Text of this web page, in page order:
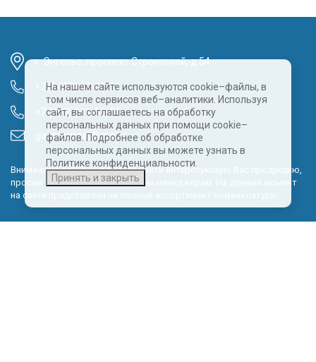
На нашем сайте используются cookie–файлы, в
том числе сервисов веб–аналитики. Используя
сайт, вы соглашаетесь на обработку
персональных данных при помощи cookie–
файлов. Подробнее об обработке
персональных данных вы можете узнать в
Политике конфиденциальности.
Принять и закрыть
г. Энгельс, проспект Строителей, д.54
+7 (8452) 68-00-61
+7 (960) 343-55-81
gazpragmat@mail.ru
Внимание! Если Вы не смогли найти интересующую Вас продукцию,
просим Вас обращаться к нашим менеджерам. На данный момент
на сайте представлен не полный ассортимент номенклатуры.